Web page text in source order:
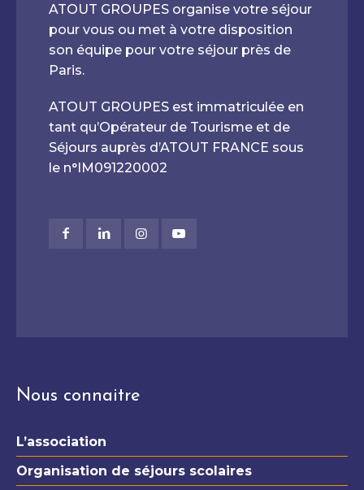
ATOUT GROUPES organise votre séjour
pour vous ou met à votre disposition
son équipe pour votre séjour près de
Paris.
ATOUT GROUPES est immatriculée en
tant qu’Opérateur de Tourisme et de
Séjours auprès d’ATOUT FRANCE sous
le n°IM091220002
Nous connaitre
L’association
Organisation de séjours scolaires